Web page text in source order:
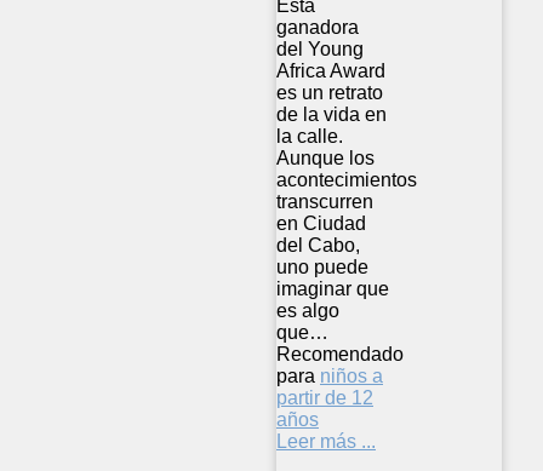
Esta
ganadora
del Young
Africa Award
es un retrato
de la vida en
la calle.
Aunque los
acontecimientos
transcurren
en Ciudad
del Cabo,
uno puede
imaginar que
es algo
que…
Recomendado
para niños a
partir de 12
años
Leer más ...